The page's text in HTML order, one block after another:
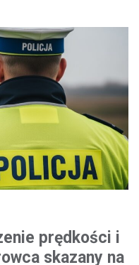
prędkości i
skazany na